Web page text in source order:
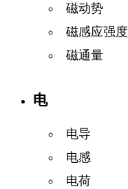
磁动势
磁感应强度
磁通量
电
电导
电感
电荷